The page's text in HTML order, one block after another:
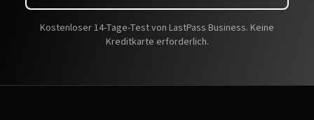
Kostenloser 14-Tage-Test von LastPass Business. Keine
Kreditkarte erforderlich.